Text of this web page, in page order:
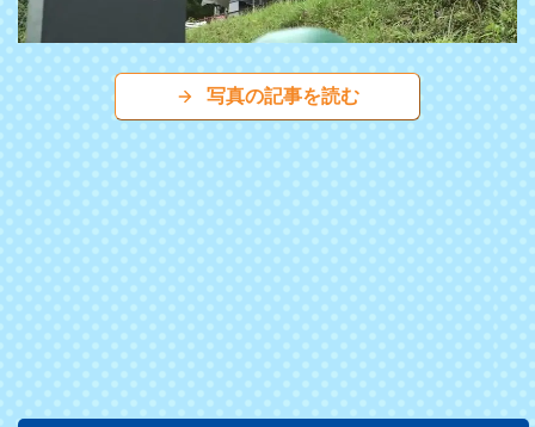
写真の記事を読む